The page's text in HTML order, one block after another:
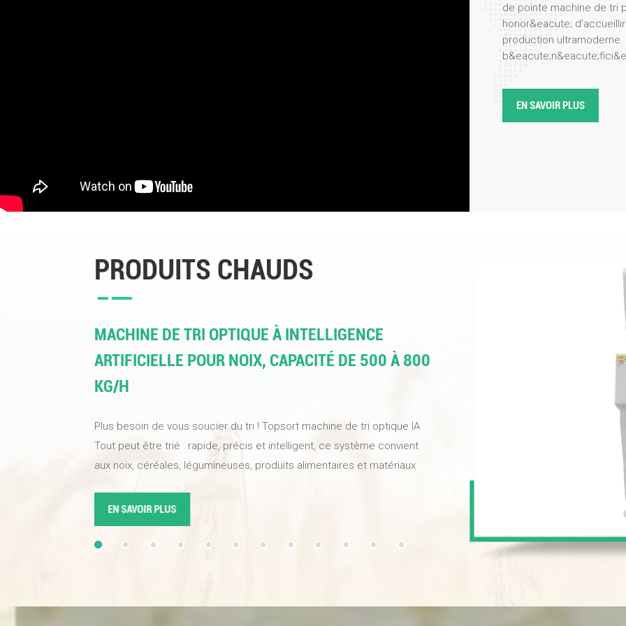
de pointe machine de tri
honor&eacute;
production
processus
performance. trieur de
pr&eacute;cision, leur
application dans divers
recyclage. Les clients
des couleurs des
&eacute;t&eacute;
pr&eacute;cision et la
EN SAVOIR PLUS
PRODUITS CHAUDS
MACHINE DE TRI OPTIQUE À INTELLIGENCE
ARTIFICIELLE POUR NOIX, CAPACITÉ DE 500 À 800
KG/H
Plus besoin de vous soucier du tri ! Topsort machine de tri optique IA
Tout peut être trié : rapide, précis et intelligent, ce système convient
aux noix, céréales, légumineuses, produits alimentaires et matériaux
produits, optimiser l'efficacité du tri et vous fournir des noix de haute
qualité. Équipée de caméras industrielles haute définition et
d'algorithmes d'intelligence artificielle à apprentissage profond, elle
EN SAVOIR PLUS